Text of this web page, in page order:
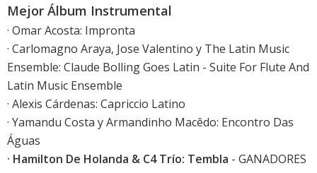
Mejor Álbum Instrumental
· Omar Acosta: Impronta
· Carlomagno Araya, Jose Valentino y The Latin Music
Ensemble: Claude Bolling Goes Latin - Suite For Flute And
Latin Music Ensemble
· Alexis Cárdenas: Capriccio Latino
· Yamandu Costa y Armandinho Macêdo: Encontro Das
Águas
· Hamilton De Holanda & C4 Trío: Tembla - GANADORES